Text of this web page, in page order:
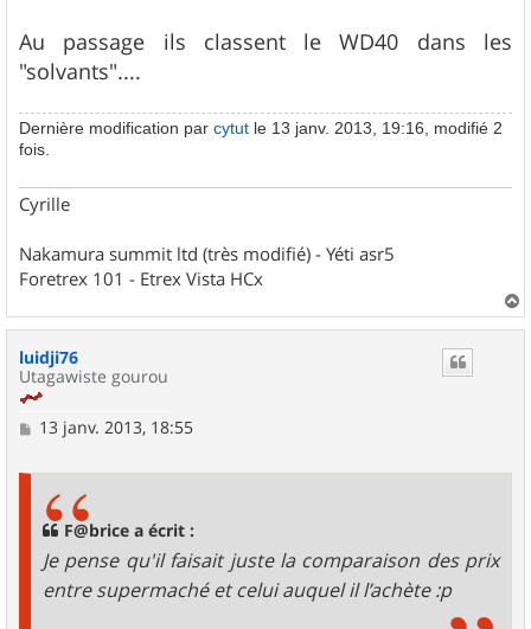
Au passage ils classent le WD40 dans les
"solvants"....
Dernière modification par cytut le 13 janv. 2013, 19:16, modifié 2
fois.
Cyrille
Nakamura summit ltd (très modifié) - Yéti asr5
Foretrex 101 - Etrex Vista HCx
a
luidji76
Utagawiste gourou
M13 janv. 2013, 18:55
F@brice a écrit :
Je pense qu'il faisait juste la comparaison des prix
entre supermaché et celui auquel il l’achète :p